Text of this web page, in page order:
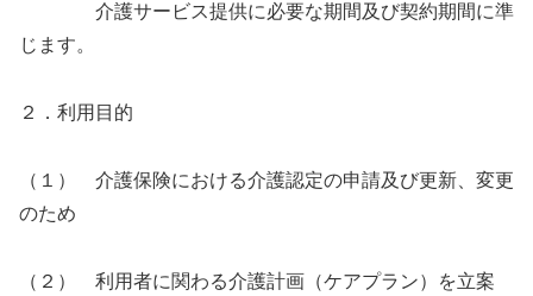
介護サービス提供に必要な期間及び契約期間に準
じます。
２．利用目的
（１） 介護保険における介護認定の申請及び更新、変更
のため
（２） 利用者に関わる介護計画（ケアプラン）を立案